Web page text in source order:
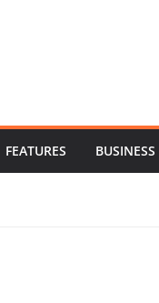
FEATURES BUSINESS